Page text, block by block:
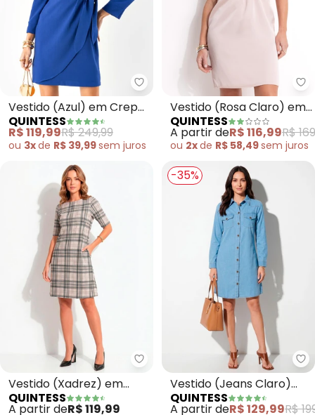
Quintess - Vestido (Azul) em
Vestido (Azul) em Crepe
Plano
QUINTESS
R$ 119,99R$ 249,99
ou 3xde R$ 39,99sem juros
Vestido (Rosa Claro) em
Crepe Plano Acetinado
QUINTESS
A partir deR$ 116,99R$
ou 2xde R$ 58,49sem juros
Quintess - Vestido (Xadrez)
Vestido (Xadrez) em
Ribana Canelada
QUINTESS
A partir deR$ 119,99
-35%
Vestido (Jeans Claro)
com Bolsos
QUINTESS
A partir deR$ 129,99R$